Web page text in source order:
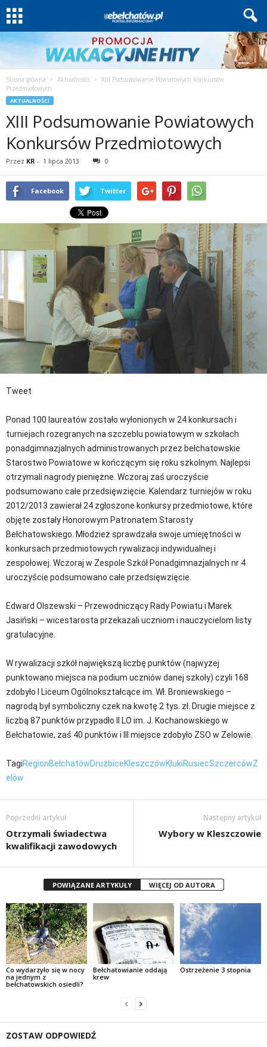
Strona główna Aktualności
XIII Podsumowanie Powiatowych Konkursów
Przedmiotowych
AKTUALNOŚCI
XIII Podsumowanie Powiatowych
Konkursów Przedmiotowych
Przez KR - 1 lipca 2013 0
Facebook Twitter
Tweet
Ponad 100 laureatów zostało wyłonionych w 24 konkursach i
turniejach rozegranych na szczeblu powiatowym w szkołach
ponadgimnazjalnych administrowanych przez bełchatowskie
Starostwo Powiatowe w kończącym się roku szkolnym. Najlepsi
otrzymali nagrody pieniężne. Wczoraj zaś uroczyście
podsumowano całe przedsięwzięcie. Kalendarz turniejów w roku
2012/2013 zawierał 24 zgłoszone konkursy przedmiotowe, które
objęte zostały Honorowym Patronatem Starosty
Bełchatowskiego. Młodzież sprawdzała swoje umiejętności w
konkursach przedmiotowych rywalizacji indywidualnej i
zespołowej. Wczoraj w Zespole Szkół Ponadgimnazjalnych nr 4
uroczyście podsumowano całe przedsięwzięcie.
Edward Olszewski – Przewodniczący Rady Powiatu i Marek
Jasiński – wicestarosta przekazali uczniom i nauczycielom listy
gratulacyjne.
W rywalizacji szkół największą liczbę punktów (najwyżej
punktowano miejsca na podium uczniów danej szkoły) czyli 168
zdobyło I Liceum Ogólnokształcące im. Wł. Broniewskiego –
nagrodą był symboliczny czek na kwotę 2 tys. zł. Drugie miejsce z
liczbą 87 punktów przypadło II LO im. J. Kochanowskiego w
Bełchatowie, zaś 40 punktów i III miejsce zdobyło ZSO w Zelowie.
TagiRegionBełchatówDrużbiceKleszczówKlukiRusiecSzczercówZ
elów
Poprzedni artykuł
Otrzymali świadectwa
kwalifikacji zawodowych
Następny artykuł
Wybory w Kleszczowie
POWIĄZANE ARTYKUŁY WIĘCEJ OD AUTORA
Co wydarzyło się w nocy
na jednym z
bełchatowskich osiedli?
Bełchatowianie oddają
krew
Ostrzeżenie 3 stopnia
ZOSTAW ODPOWIEDŹ